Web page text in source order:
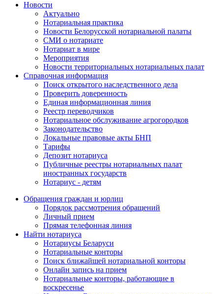
Новости
Актуально
Нотариальная практика
Новости Белорусской нотариальной палаты
СМИ о нотариате
Нотариат в мире
Мероприятия
Новости территориальных нотариальных палат
Справочная информация
Поиск открытого наследственного дела
Проверить доверенность
Единая информационная линия
Реестр переводчиков
Нотариальное обслуживание агрогородков
Законодательство
Локальные правовые акты БНП
Тарифы
Депозит нотариуса
Публичные реестры нотариальных палат
иностранных государств
Нотариус - детям
Обращения граждан и юрлиц
Порядок рассмотрения обращений
Личный прием
Прямая телефонная линия
Найти нотариуса
Нотариусы Беларуси
Нотариальные конторы
Поиск ближайшей нотариальной конторы
Онлайн запись на прием
Нотариальные конторы, работающие в
воскресенье